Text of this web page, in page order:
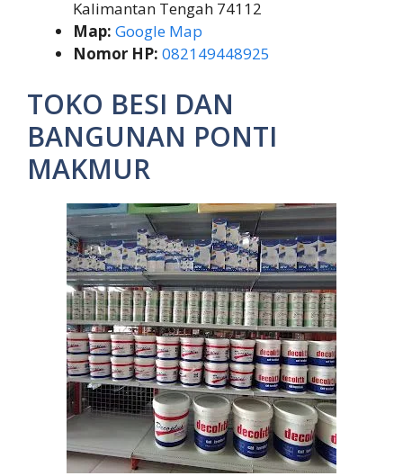
Kalimantan Tengah 74112
Map: Google Map
Nomor HP: 082149448925
TOKO BESI DAN
BANGUNAN PONTI
MAKMUR